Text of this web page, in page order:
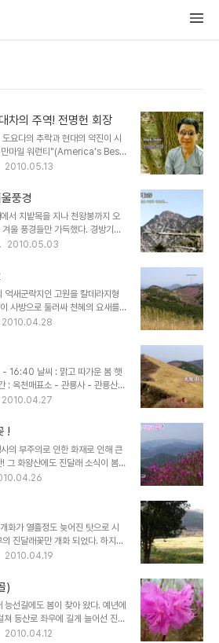
명사와의 산행1,글로벌 현대차의 주역! 전명헌 회장
요다의 추락과 현대의 약진이 시
만마일 워런티"(America's Best
고 급기야 도요다,미쓰비시 같
시작하고 있다. 인생의 대부분
선봉에 섰고 글로벌 현대자동차
년10만마일 워런티"를 기획하
터골 주차장에서 만나 진달래 능
멋진 인상에 나이를 느낄수 없는
2010.05.13
풍경
서 치밭목을 지나 천왕봉까지 오
울 풍경들만 가득했다. 경방기간
기는 다음편에 이어집니다.
2010.05.03
새군락지인 고원을 칼데라지형
사방으로 둘러싸 천혜의 요새를
녕가야)의 전략적 요충지 였다.
빛은 보이지 않아 아쉬움을 더한
길 너머 관룡산과 영취산이 한눈에
게 솓구쳐 있는 바위가 지난해 화
위"다. 분화구 길따라 화왕의 넓은
500미터...... 750봉 넘어 뒤편에
어있..
2010.04.28
날씨 : 맑고 따가운 봄 햇
: 옥천매표소 - 관룡사 - 관룡산 -
- 서문 - 배바위 - 제3등산로 - 정
화왕산! 고대국 가야와 왜란당시
는 경남 창녕의 화왕산(756m)은
이 산객을 유혹한다. 하지만 봄 일
산 진달래에 비해 장관을 이루지
들어 보았다.(지도출처 : 네이버)
2010.04.27
!
의 부주의로 인한 화재로 인해 큰
그 화왕산에도 진달래 소식이 봄을
은 온데간데 없고 무심한 억새들
바라다본 화왕산. 관룡산 좌측의
군락지(사면)도 냉해를 입어서인
산으로 오르는 능선길에도 간간
선에서 웅장한 비슬산을 바라보며
러진 진달래 군락이 있고 푸른하
화가 열흘정도 늦어진 탓으로 시
진달래꽃만 개화 되었다. 하지만
에 야생화들을 피워놓아 시궁산
이 목욕했던 연못이 있었다는 전
보는 송전저수지의 풍경과 낙조
어비리저수지 석양의 낙조)"라 하
있다. 추천산행 산행코스 : 굴암
-거문정 (4~5시간 소요) 471
2010.04.19
)
선길에도 봄이 찾아 왔다. 예년에
등산로 좌우에 길게 늘어선 진달
3정도만 개화가 되었지만 15일
2010.04.12